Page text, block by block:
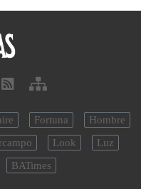
Fortuna
Hombre
Look
Luz
BATimes